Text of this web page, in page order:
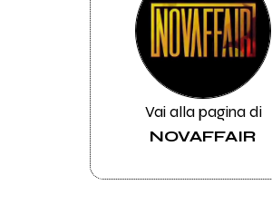
Vai alla pagina di
NOVAFFAIR